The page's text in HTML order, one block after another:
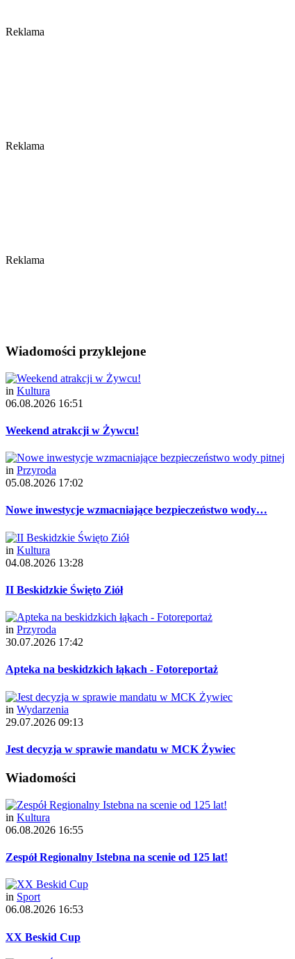
Reklama
Reklama
Reklama
Wiadomości przyklejone
in Kultura
06.08.2026 16:51
Weekend atrakcji w Żywcu!
in Przyroda
05.08.2026 17:02
Nowe inwestycje wzmacniające bezpieczeństwo wody…
in Kultura
04.08.2026 13:28
II Beskidzkie Święto Ziół
in Przyroda
30.07.2026 17:42
Apteka na beskidzkich łąkach - Fotoreportaż
in Wydarzenia
29.07.2026 09:13
Jest decyzja w sprawie mandatu w MCK Żywiec
Wiadomości
in Kultura
06.08.2026 16:55
Zespół Regionalny Istebna na scenie od 125 lat!
in Sport
06.08.2026 16:53
XX Beskid Cup